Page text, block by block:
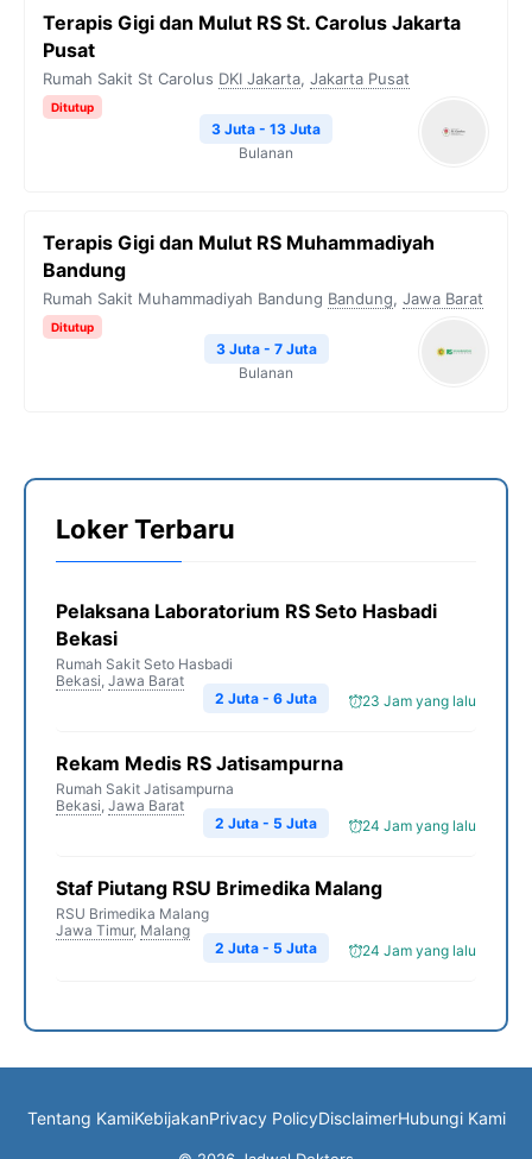
Terapis Gigi dan Mulut RS St. Carolus Jakarta
Pusat
Rumah Sakit St Carolus DKI Jakarta, Jakarta Pusat
Ditutup
3 Juta - 13 Juta
Bulanan
Terapis Gigi dan Mulut RS Muhammadiyah
Bandung
Rumah Sakit Muhammadiyah Bandung Bandung, Jawa Barat
Ditutup
3 Juta - 7 Juta
Bulanan
Loker Terbaru
Pelaksana Laboratorium RS Seto Hasbadi
Bekasi
Rumah Sakit Seto Hasbadi
Bekasi, Jawa Barat
23 Jam yang lalu
2 Juta - 6 Juta
Rekam Medis RS Jatisampurna
Rumah Sakit Jatisampurna
Bekasi, Jawa Barat
24 Jam yang lalu
2 Juta - 5 Juta
Staf Piutang RSU Brimedika Malang
RSU Brimedika Malang
Jawa Timur, Malang
24 Jam yang lalu
2 Juta - 5 Juta
Tentang KamiKebijakanPrivacy PolicyDisclaimerHubungi Kami